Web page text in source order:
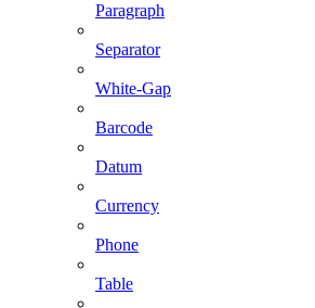
Paragraph
Separator
White-Gap
Barcode
Datum
Currency
Phone
Table